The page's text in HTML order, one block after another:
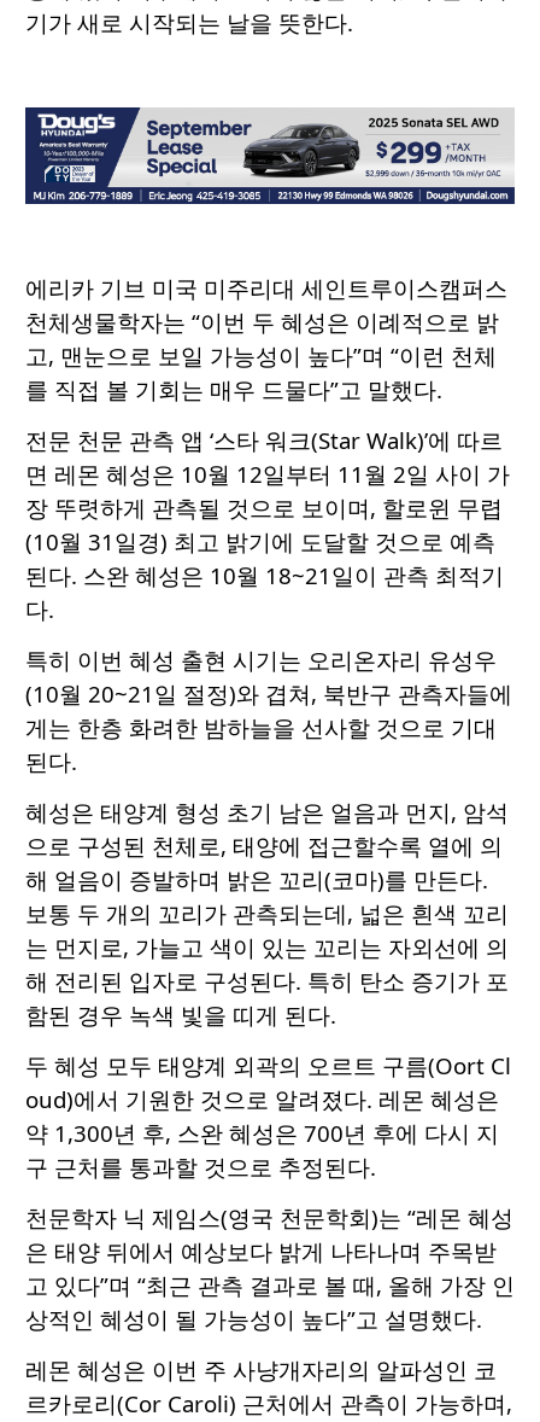
기가 새로 시작되는 날을 뜻한다.
에리카 기브 미국 미주리대 세인트루이스캠퍼스
천체생물학자는 “이번 두 혜성은 이례적으로 밝
고, 맨눈으로 보일 가능성이 높다”며 “이런 천체
를 직접 볼 기회는 매우 드물다”고 말했다.
전문 천문 관측 앱 ‘스타 워크(Star Walk)’에 따르
면 레몬 혜성은 10월 12일부터 11월 2일 사이 가
장 뚜렷하게 관측될 것으로 보이며, 할로윈 무렵
(10월 31일경) 최고 밝기에 도달할 것으로 예측
된다. 스완 혜성은 10월 18~21일이 관측 최적기
다.
특히 이번 혜성 출현 시기는 오리온자리 유성우
(10월 20~21일 절정)와 겹쳐, 북반구 관측자들에
게는 한층 화려한 밤하늘을 선사할 것으로 기대
된다.
혜성은 태양계 형성 초기 남은 얼음과 먼지, 암석
으로 구성된 천체로, 태양에 접근할수록 열에 의
해 얼음이 증발하며 밝은 꼬리(코마)를 만든다.
보통 두 개의 꼬리가 관측되는데, 넓은 흰색 꼬리
는 먼지로, 가늘고 색이 있는 꼬리는 자외선에 의
해 전리된 입자로 구성된다. 특히 탄소 증기가 포
함된 경우 녹색 빛을 띠게 된다.
두 혜성 모두 태양계 외곽의 오르트 구름(Oort Cl
oud)에서 기원한 것으로 알려졌다. 레몬 혜성은
약 1,300년 후, 스완 혜성은 700년 후에 다시 지
구 근처를 통과할 것으로 추정된다.
천문학자 닉 제임스(영국 천문학회)는 “레몬 혜성
은 태양 뒤에서 예상보다 밝게 나타나며 주목받
고 있다”며 “최근 관측 결과로 볼 때, 올해 가장 인
상적인 혜성이 될 가능성이 높다”고 설명했다.
레몬 혜성은 이번 주 사냥개자리의 알파성인 코
르카로리(Cor Caroli) 근처에서 관측이 가능하며,